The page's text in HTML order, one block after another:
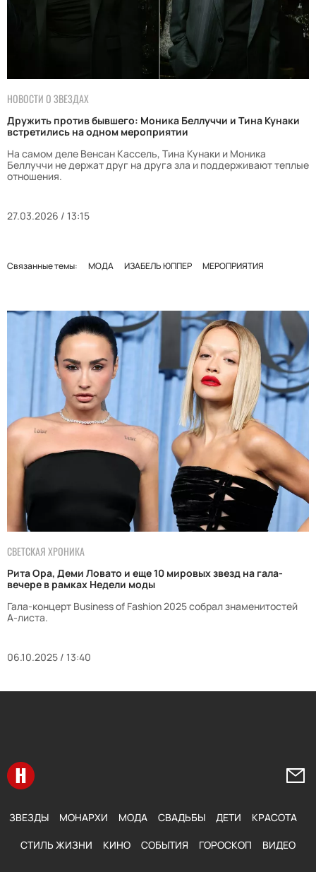
НОВОСТИ О ЗВЕЗДАХ
Дружить против бывшего: Моника Беллуччи и Тина Кунаки
встретились на одном мероприятии
На самом деле Венсан Кассель, Тина Кунаки и Моника
Беллуччи не держат друг на друга зла и поддерживают теплые
отношения.
27.03.2026 / 13:15
Связанные темы: МОДА ИЗАБЕЛЬ ЮППЕР МЕРОПРИЯТИЯ
СВЕТСКАЯ ХРОНИКА
Рита Ора, Деми Ловато и еще 10 мировых звезд на гала-
вечере в рамках Недели моды
Гала-концерт Business of Fashion 2025 собрал знаменитостей
А-листа.
06.10.2025 / 13:40
Перейти на главную
ЗВЕЗДЫ МОНАРХИ МОДА СВАДЬБЫ ДЕТИ КРАСОТА
СТИЛЬ ЖИЗНИ КИНО СОБЫТИЯ ГОРОСКОП ВИДЕО